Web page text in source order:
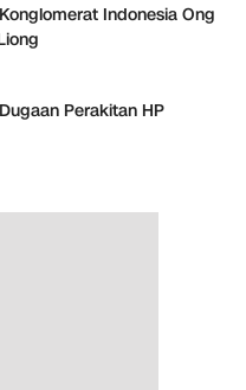
Indonesia Ong
Perakitan HP